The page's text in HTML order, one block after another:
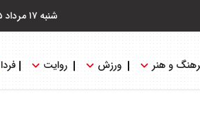
شنبه ۱۷ مرداد ۱۴۰۵
و هنر ورزش روایت فردا